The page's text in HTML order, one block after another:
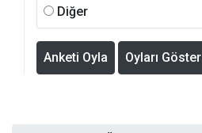
Diğer
Anketi Oyla Oyları Göster